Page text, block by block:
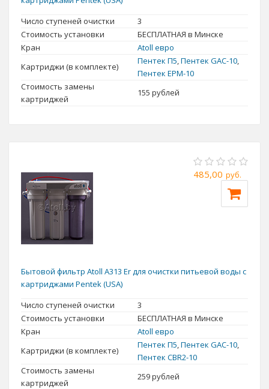
разработаны специально для получения питьевой воды без
вредных примесей, чтобы позволить человекупользоваться
чистой водой и беречь свое здоровье.
Грязная вода - это не обязательно вода непонятного цвета,
Число ступеней очистки
3
Стоимость установки
БЕСПЛАТНАЯ в Минске
Кран
Atoll евро
Картриджи (в комплекте)
Пентек П5 Пентек GAC-10
Пентек EPM-10
Стоимость замены
картриджей
155 рублей
485,00 руб.
Бытовой фильтр Atoll A313 Er для очистки питьевой воды с
картриджами Pentek (USA)
Число ступеней очистки
3
Стоимость установки
БЕСПЛАТНАЯ в Минске
Кран
Atoll евро
Картриджи (в комплекте)
Пентек П5 Пентек GAC-10
Пентек CBR2-10
Стоимость замены
картриджей
259рублей